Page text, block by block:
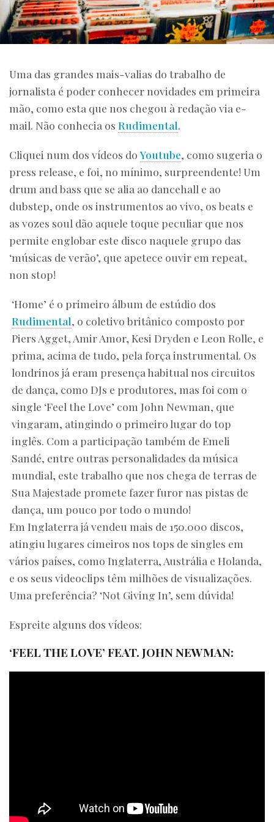
Uma das grandes mais-valias do trabalho de
jornalista é poder conhecer novidades em primeira
mão, como esta que nos chegou à redação via e-
mail. Não conhecia os Rudimental.
Cliquei num dos vídeos doYoutube, como sugeria o
press release, e foi, no mínimo, surpreendente! Um
drum and bass que se alia ao dancehall e ao
dubstep, onde os instrumentos ao vivo, os beats e
as vozes soul dão aquele toque peculiar que nos
permite englobar este disco naquele grupo das
‘músicas de verão’, que apetece ouvir em repeat,
non stop!
‘Home’ é o primeiro álbum de estúdio dos
Rudimental, o coletivo britânico composto por
Piers Agget, Amir Amor, Kesi Dryden e Leon Rolle, e
prima, acima de tudo, pela força instrumental. Os
londrinos já eram presença habitual nos circuitos
de dança, como DJs e produtores, mas foi com o
single ‘Feel the Love’ com John Newman, que
vingaram, atingindo o primeiro lugar do top
inglês. Com a participação também de Emeli
Sandé, entre outras personalidades da música
mundial, este trabalho que nos chega de terras de
Sua Majestade promete fazer furor nas pistas de
dança, um pouco por todo o mundo!
Em Inglaterra já vendeu mais de 150.000 discos,
atingiu lugares cimeiros nos tops de singles em
vários países, como Inglaterra, Austrália e Holanda,
e os seus videoclips têm milhões de visualizações.
Uma preferência? ‘Not Giving In’, sem dúvida!
Espreite alguns dos vídeos:
‘FEEL THE LOVE’ FEAT. JOHN NEWMAN: